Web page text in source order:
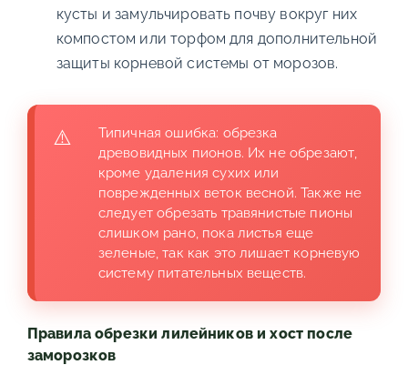
кусты и замульчировать почву вокруг них
компостом или торфом для дополнительной
защиты корневой системы от морозов.
Типичная ошибка: обрезка
древовидных пионов. Их не обрезают,
кроме удаления сухих или
поврежденных веток весной. Также не
следует обрезать травянистые пионы
слишком рано, пока листья еще
зеленые, так как это лишает корневую
систему питательных веществ.
Правила обрезки лилейников и хост после
заморозков